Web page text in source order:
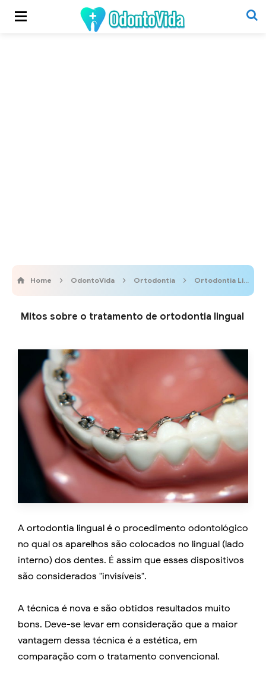
Home OdontoVida Ortodontia Ortodontia Lingual
Mitos sobre o tratamento de ortodontia lingual
A ortodontia lingual é o procedimento odontológico
no qual os aparelhos são colocados no lingual (lado
interno) dos dentes. É assim que esses dispositivos
são considerados "invisíveis".
A técnica é nova e são obtidos resultados muito
bons. Deve-se levar em consideração que a maior
vantagem dessa técnica é a estética, em
comparação com o tratamento convencional.